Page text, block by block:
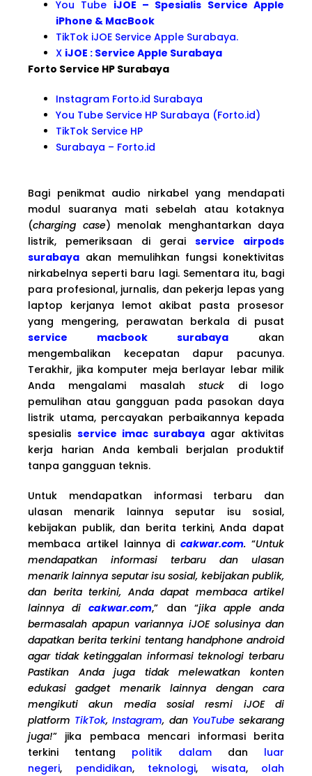
You Tube iJOE – Spesialis Service Apple
iPhone & MacBook
TikTok iJOE Service Apple Surabaya.
X iJOE : Service Apple Surabaya
Forto Service HP Surabaya
Instagram Forto.id Surabaya
You Tube Service HP Surabaya (Forto.id)
TikTok Service HP
Surabaya – Forto.id
Bagi penikmat audio nirkabel yang mendapati
modul suaranya mati sebelah atau kotaknya
(charging case) menolak menghantarkan daya
listrik, pemeriksaan di gerai service airpods
surabaya akan memulihkan fungsi konektivitas
nirkabelnya seperti baru lagi. Sementara itu, bagi
para profesional, jurnalis, dan pekerja lepas yang
laptop kerjanya lemot akibat pasta prosesor
yang mengering, perawatan berkala di pusat
service macbook surabaya akan
mengembalikan kecepatan dapur pacunya.
Terakhir, jika komputer meja berlayar lebar milik
Anda mengalami masalahstuck di logo
pemulihan atau gangguan pada pasokan daya
listrik utama, percayakan perbaikannya kepada
spesialis service imac surabaya agar aktivitas
kerja harian Anda kembali berjalan produktif
tanpa gangguan teknis.
Untuk mendapatkan informasi terbaru dan
ulasan menarik lainnya seputar isu sosial,
kebijakan publik, dan berita terkini, Anda dapat
membaca artikel lainnya dicakwar.com.“Untuk
mendapatkan informasi terbaru dan ulasan
menarik lainnya seputar isu sosial, kebijakan publik,
dan berita terkini, Anda dapat membaca artikel
lainnya dicakwar.com,” dan “jika apple anda
bermasalah apapun variannya iJOE solusinya dan
dapatkan berita terkini tentang handphone android
agar tidak ketinggalan informasi teknologi terbaru
Pastikan Anda juga tidak melewatkan konten
edukasi gadget menarik lainnya dengan cara
mengikuti akun media sosial resmi iJOE di
platform TikTok,Instagram, dan YouTubesekarang
juga!” jika pembaca mencari informasi berita
terkini tentang politik dalam dan luar
negeri, pendidikan, teknologi, wisata, olah